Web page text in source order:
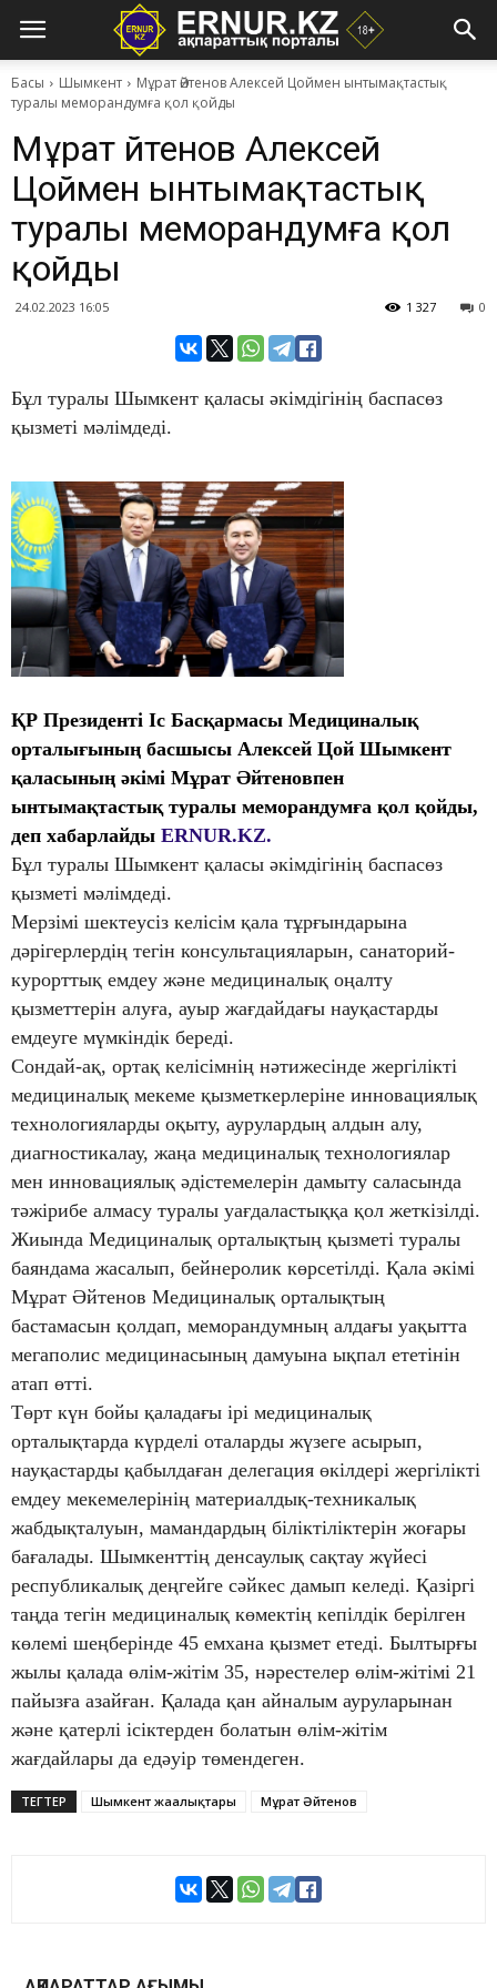
Басы Шымкент
Мұрат Әйтенов Алексей Цоймен ынтымақтастық
туралы меморандумға қол қойды
Мұрат Әйтенов Алексей
Цоймен ынтымақтастық
туралы меморандумға қол
қойды
24.02.2023 16:05 0
1 327
Бұл туралы Шымкент қаласы әкімдігінің баспасөз
қызметі мәлімдеді.
ҚР Президенті Іс Басқармасы Медициналық
орталығының басшысы Алексей Цой Шымкент
қаласының әкімі Мұрат Әйтеновпен
ынтымақтастық туралы меморандумға қол қойды,
деп хабарлайды ERNUR.KZ.
Бұл туралы Шымкент қаласы әкімдігінің баспасөз
қызметі мәлімдеді.
Мерзімі шектеусіз келісім қала тұрғындарына
дәрігерлердің тегін консультацияларын, санаторий-
курорттық емдеу және медициналық оңалту
қызметтерін алуға, ауыр жағдайдағы науқастарды
емдеуге мүмкіндік береді.
Сондай-ақ, ортақ келісімнің нәтижесінде жергілікті
медициналық мекеме қызметкерлеріне инновациялық
технологияларды оқыту, аурулардың алдын алу,
диагностикалау, жаңа медициналық технологиялар
мен инновациялық әдістемелерін дамыту саласында
тәжірибе алмасу туралы уағдаластыққа қол жеткізілді.
Жиында Медициналық орталықтың қызметі туралы
баяндама жасалып, бейнеролик көрсетілді. Қала әкімі
Мұрат Әйтенов Медициналық орталықтың
бастамасын қолдап, меморандумның алдағы уақытта
мегаполис медицинасының дамуына ықпал ететінін
атап өтті.
Төрт күн бойы қаладағы ірі медициналық
орталықтарда күрделі оталарды жүзеге асырып,
науқастарды қабылдаған делегация өкілдері жергілікті
емдеу мекемелерінің материалдық-техникалық
жабдықталуын, мамандардың біліктіліктерін жоғары
бағалады. Шымкенттің денсаулық сақтау жүйесі
республикалық деңгейге сәйкес дамып келеді. Қазіргі
таңда тегін медициналық көмектің кепілдік берілген
көлемі шеңберінде 45 емхана қызмет етеді. Былтырғы
жылы қалада өлім-жітім 35, нәрестелер өлім-жітімі 21
пайызға азайған. Қалада қан айналым ауруларынан
және қатерлі ісіктерден болатын өлім-жітім
жағдайлары да едәуір төмендеген.
ТЕГТЕР Шымкент жаңалықтары Мұрат Әйтенов